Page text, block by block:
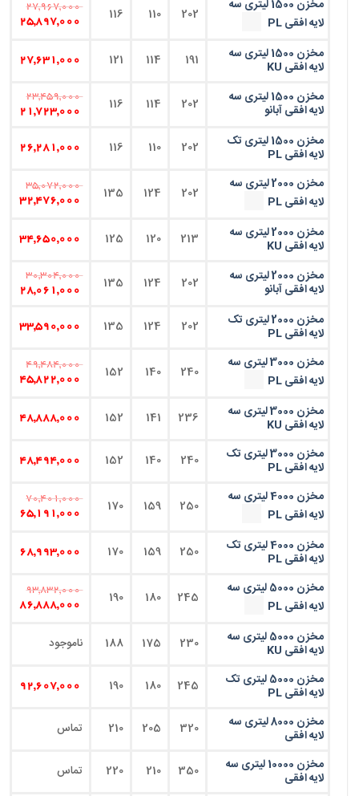
مخزن 1500 لیتری سه
لایه افقی PL
202
110
116
27,967,000
25,897,000
مخزن 1500 لیتری سه
لایه افقی KU 191
114
121
27,631,000
مخزن 1500 لیتری سه
لایه افقی آبانو 202
114
116
23,459,000
21,723,000
مخزن 1500 لیتری تک
لایه افقی PL 202
110
116
26,281,000
مخزن 2000 لیتری سه
لایه افقی PL
202
124
135
35,072,000
32,476,000
مخزن 2000 لیتری سه
لایه افقی KU 213
120
125
34,650,000
مخزن 2000 لیتری سه
لایه افقی آبانو 202
124
135
30,304,000
28,061,000
مخزن 2000 لیتری تک
لایه افقی PL 202
124
135
33,590,000
مخزن 3000 لیتری سه
لایه افقی PL
240
140
152
49,484,000
45,822,000
مخزن 3000 لیتری سه
لایه افقی KU 236
141
152
48,888,000
مخزن 3000 لیتری تک
لایه افقی PL 240
140
152
48,494,000
مخزن 4000 لیتری سه
لایه افقی PL
250
159
170
70,401,000
65,191,000
مخزن 4000 لیتری تک
لایه افقی PL 250
159
170
68,993,000
مخزن 5000 لیتری سه
لایه افقی PL
245
180
190
93,832,000
86,888,000
مخزن 5000 لیتری سه
لایه افقی KU 230
175
188 ناموجود
مخزن 5000 لیتری تک
لایه افقی PL 245
180
190
92,607,000
مخزن 8000 لیتری سه
لایه افقی 320
205
210 تماس
مخزن 10000 لیتری سه
لایه افقی 350
210
220 تماس